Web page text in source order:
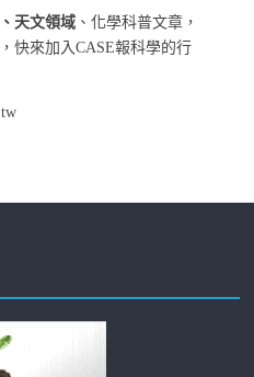
天文領域 、化學科普文章，
快來加入CASE報科學的行